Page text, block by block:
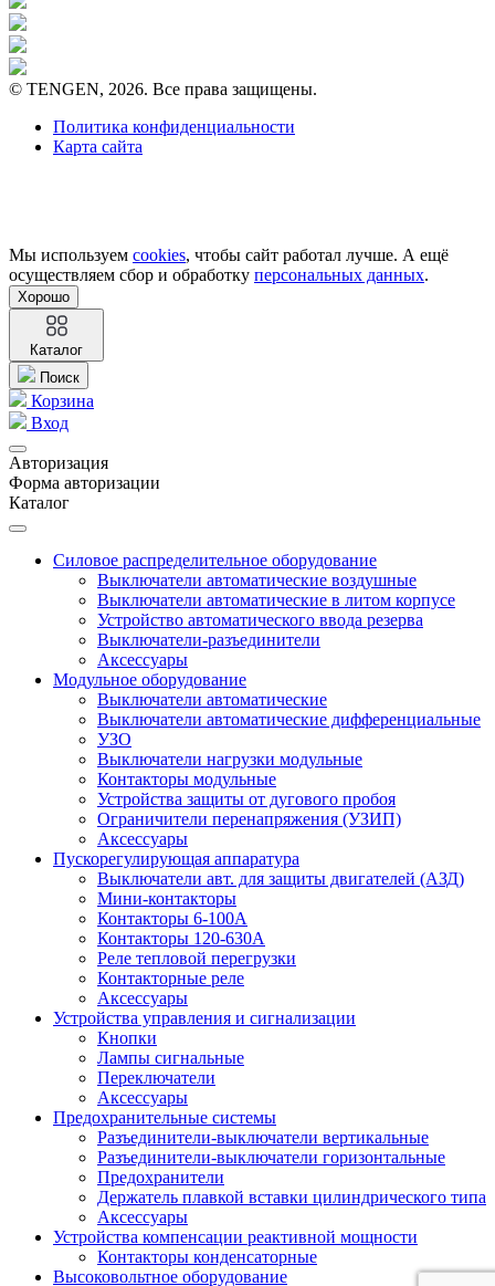
© TENGEN, 2026. Все права защищены.
Политика конфиденциальности
Карта сайта
Мы используем cookies, чтобы сайт работал лучше. А ещё
осуществляем сбор и обработку персональных данных.
Хорошо
Каталог
Поиск
Корзина
Вход
Авторизация
Форма авторизации
Каталог
Силовое распределительное оборудование
Выключатели автоматические воздушные
Выключатели автоматические в литом корпусе
Устройство автоматического ввода резерва
Выключатели-разъединители
Аксессуары
Модульное оборудование
Выключатели автоматические
Выключатели автоматические дифференциальные
УЗО
Выключатели нагрузки модульные
Контакторы модульные
Устройства защиты от дугового пробоя
Ограничители перенапряжения (УЗИП)
Аксессуары
Пускорегулирующая аппаратура
Выключатели авт. для защиты двигателей (АЗД)
Мини-контакторы
Контакторы 6-100А
Контакторы 120-630A
Реле тепловой перегрузки
Контакторные реле
Аксессуары
Устройства управления и сигнализации
Кнопки
Лампы сигнальные
Переключатели
Аксессуары
Предохранительные системы
Разъединители-выключатели вертикальные
Разъединители-выключатели горизонтальные
Предохранители
Держатель плавкой вставки цилиндрического типа
Аксессуары
Устройства компенсации реактивной мощности
Контакторы конденсаторные
Высоковольтное оборудование